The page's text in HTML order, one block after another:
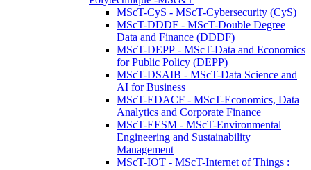
MScT-CyS - MScT-Cybersecurity (CyS)
MScT-DDDF - MScT-Double Degree
Data and Finance (DDDF)
MScT-DEPP - MScT-Data and Economics
for Public Policy (DEPP)
MScT-DSAIB - MScT-Data Science and
AI for Business
MScT-EDACF - MScT-Economics, Data
Analytics and Corporate Finance
MScT-EESM - MScT-Environmental
Engineering and Sustainability
Management
MScT-IOT - MScT-Internet of Things :